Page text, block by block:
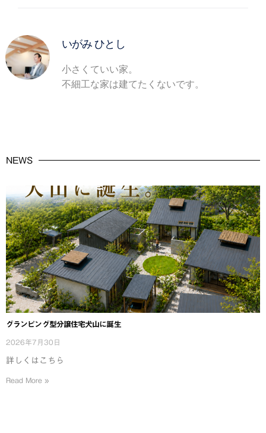
いがみ ひとし
小さくていい家。
不細工な家は建てたくないです。
NEWS
グランピング型分譲住宅犬山に誕生
2026年7月30日
詳しくはこちら
Read More »